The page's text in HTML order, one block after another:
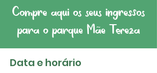
Compre aqui os seus ingressos
para o parque Mãe Tereza
Data e horário